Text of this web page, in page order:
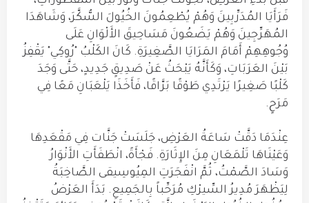
فَرَأَيَا المُدَرِّبِينَ وَهُمْ يُطْعِمُونَ الخُيُولَ السُّكَّرَ، وَشَاهَدَا
المُهَرِّجِينَ وَهُمْ يَضَعُونَ مَسَاحِيقَ الأَلْوَانِ عَلَى
وُجُوهِهِمْ أَمَامَ المَرَايَا الصَّغِيرَةِ. كَانَ الكَلْبُ "رُوكِي" يَقْفِزُ
بَيْنَ العَرَبَاتِ، وَكَأَنَّهُ يَبْحَثُ عَنْ صَدِيقٍ جَدِيدٍ، حَتَّى وَجَدَ
كَلْبًا صَغِيرًا يَرْتَدِي طَوْقًا بَرَّاقًا، فَأَخَذَا يَلْعَبَانِ مَعًا فِي
مَرَحٍ.
عِنْدَمَا دَقَّتْ سَاعَةُ العَرْضِ، جَلَسَتْ جَنَّات فِي مَقْعَدِهَا
وَعَيْنَاهَا تَلْمَعَانِ مِنَ الإِثَارَةِ. فَجْأَةً، انْطَفَأَتِ الأَنْوَارُ
وَسَادَ الصَّمْتُ، ثُمَّ انْفَجَرَتِ المِيُوسِيقى الصَّاخِبَةُ
لِيَظْهَرَ مُدِيرُ السِّيرْكِ مُرَحِّباً بِالجَمِيعِ. بَدَأَ العَرْضُ